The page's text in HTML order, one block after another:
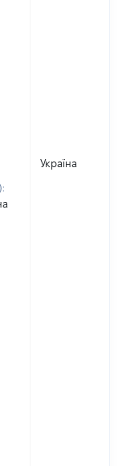
Україна